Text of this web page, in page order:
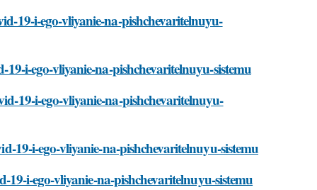
19-i-ego-vliyanie-na-pishchevaritelnuyu-
i-ego-vliyanie-na-pishchevaritelnuyu-sistemu
19-i-ego-vliyanie-na-pishchevaritelnuyu-
19-i-ego-vliyanie-na-pishchevaritelnuyu-sistemu
i-ego-vliyanie-na-pishchevaritelnuyu-sistemu